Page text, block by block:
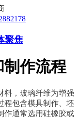
聚焦
作流程
料，玻璃纤维为增强
程包含模具制作、坯
作通常选用硅橡胶或